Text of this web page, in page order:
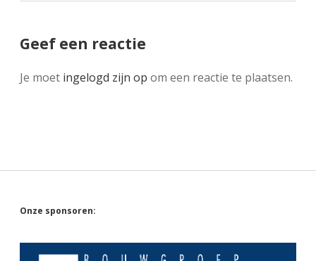
Geef een reactie
Je moet ingelogd zijn op om een reactie te plaatsen.
Sidebar
Onze sponsoren: